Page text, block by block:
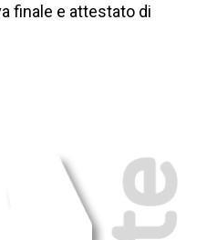
finale e attestato di